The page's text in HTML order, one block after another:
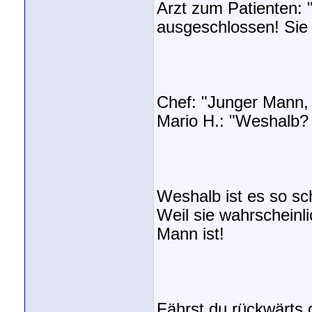
Arzt zum Patienten:
ausgeschlossen!
Chef: "Junger
Mario H.:
Weshalb ist es so
Weil sie
Mann ist!